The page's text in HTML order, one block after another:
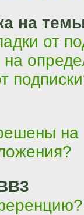
на
от
на